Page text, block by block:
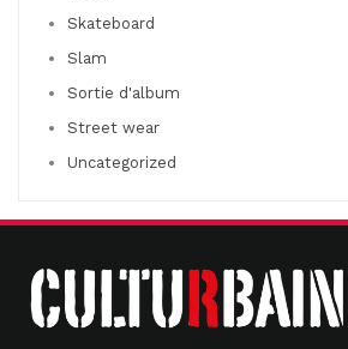
Skateboard
Slam
Sortie d'album
Street wear
Uncategorized